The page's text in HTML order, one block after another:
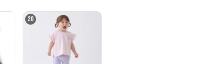
20